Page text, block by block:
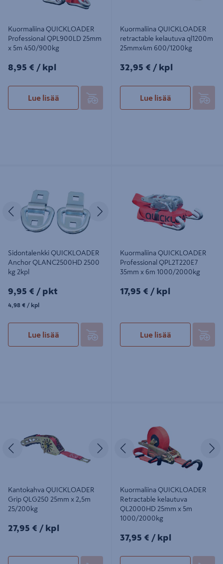
Kuormaliina QUICKLOADER
Professional QPL900LD 25mm
x 5m 450/900kg
8,95€/kpl
8,95 € / kpl
Lue lisää
Kuormaliina QUICKLOADER
retractable kelautuva ql1200m
25mmx4m 600/1200kg
32,95€/kpl
32,95 € / kpl
Lue lisää
Edellinen Seuraava
Sidontalenkki QUICKLOADER
Anchor QLANC2500HD 2500
kg 2kpl
9,95€/pkt
9,95 € / pkt
4,98€/kpl
4,98 € / kpl
Lue lisää
Kuormaliina QUICKLOADER
Professional QPL2T220E7
35mm x 6m 1000/2000kg
17,95€/kpl
17,95 € / kpl
Lue lisää
Edellinen Seuraava
Kantokahva QUICKLOADER
Grip QLG250 25mm x 2,5m
25/200kg
27,95€/kpl
27,95 € / kpl
25mm x 5m 1000/2000kg
Edellinen
Kuormaliina QUICKLOADER
Retractable kelautuva
QL2000HD 25mm x 5m
1000/2000kg
37,95€/kpl
37,95 € / kpl